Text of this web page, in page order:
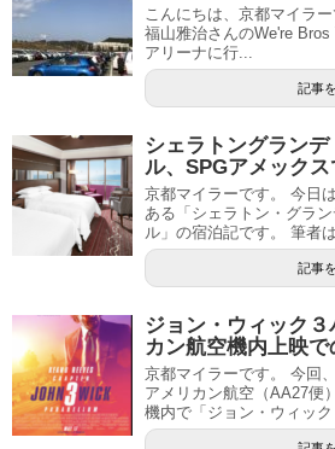
こんにちは、京都マイラ
福山雅治さんのWe're
アリーナに行...
記事
シェラトングラン
ル、SPGアメックス
京都マイラーです。 今日
ある「シェラトン・グラ
ル」の宿泊記です。 筆者
記事
ジョン・ウィック
カン航空機内上映で
京都マイラーです。 今回
アメリカン航空（AA27便
機内で「ジョン・ウィッ